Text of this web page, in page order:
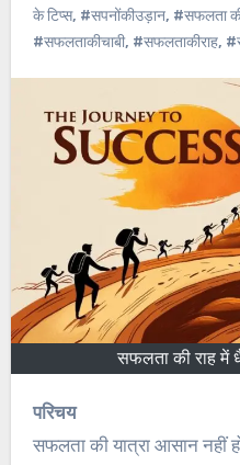
के टिप्स, #सपनोंकीउड़ान, #सफलता की
#सफलताकीचाबी, #सफलताकीराह,
सफलता की राह में
परिचय
सफलता की यात्रा आसान नहीं